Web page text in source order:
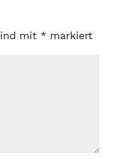
mit * markiert